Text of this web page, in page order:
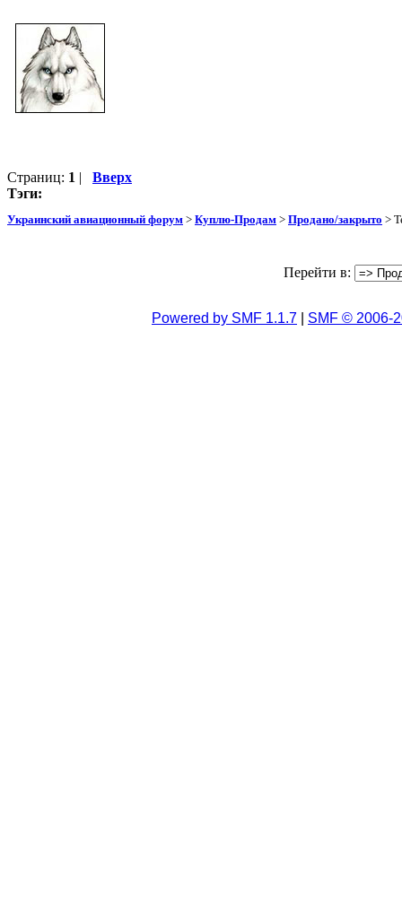
Страниц: 1 | Вверх
Тэги:
Украинский авиационный форум > Куплю-Продам > Продано/закрыто >
Перейти в:
Powered by SMF 1.1.7 SMF © 2006-